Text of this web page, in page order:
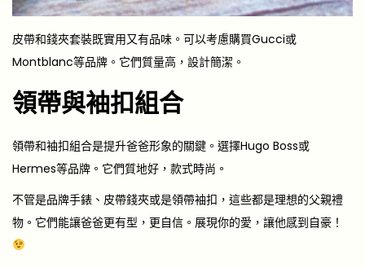
皮帶和錢夾套裝既實用又有品味。可以考慮購買Gucci或
Montblanc等品牌。它們質量高，設計簡潔。
領帶與袖扣組合
領帶和袖扣組合是提升爸爸形象的關鍵。選擇Hugo Boss或
Hermes等品牌。它們質地好，款式時尚。
不管是品牌手錶、皮帶錢夾或是領帶袖扣，這些都是理想的父親禮
物。它們能讓爸爸更有型，更自信。展現你的愛，讓他感到自豪！